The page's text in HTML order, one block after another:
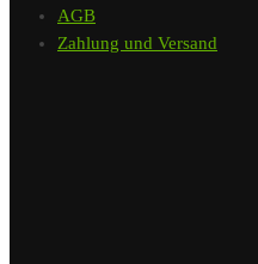
AGB
Zahlung und Versand